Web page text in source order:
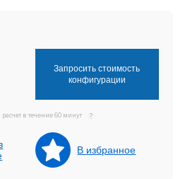
Запросить стоимость
конфигурации
в течение 60 минут ?
В избранное